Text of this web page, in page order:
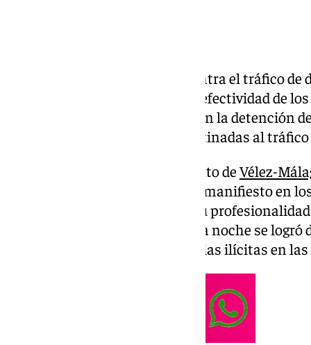
Éxito policial en una acción contra el tráfico de
municipio de Vélez-Malaga. La efectividad de
en la localidad ha culminado con la detención
confiscación de sustancias destinadas al tráfico
El compromiso del Ayuntamiento deVélez-
vecinos se ha vuelto a poner de manifiesto en
por la Policía Local. Gracias a su
planificación, durante la pasada noche se
evitar la circulación de sustancias ilícitas en